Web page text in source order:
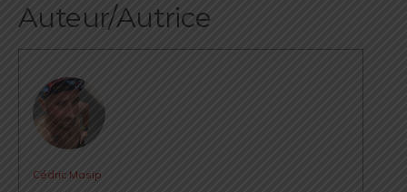
Auteur/Autrice
Cédric Masip